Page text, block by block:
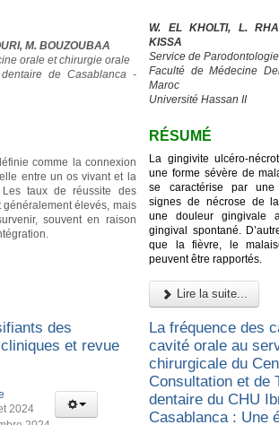
M. BOUZOUBAA
orale et chirurgie orale
de Casablanca -
comme la connexion
entre un os vivant et la
Les taux de réussite des
élevés, mais
souvent en raison
W. EL KHOLTI, L.
KISSA
Service de Parodontologie
Faculté de Médecine
Maroc
Université Hassan II
RÉSUMÉ
La gingivite ulcéro-
une forme sévère de
se caractérise par
signes de nécrose de
une douleur gingivale
gingival spontané.
que la fièvre, le
peuvent être rapportés.
Lire la suite...
des
et revue
2024
La fréquence des
cavité orale au
chirurgicale du
Consultation et de
dentaire du CHU
Casablanca : Une